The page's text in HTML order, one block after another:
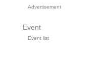
Advertisement
Event
Event list